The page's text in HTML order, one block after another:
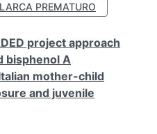
PREMATURO
project approach
bisphenol A
mother-child
and juvenile